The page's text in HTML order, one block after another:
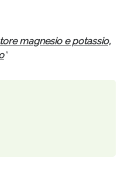
magnesio e potassio,
”